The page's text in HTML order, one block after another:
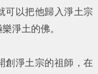
可以把他歸入淨土宗
淨土的佛。
淨土宗的祖師，在